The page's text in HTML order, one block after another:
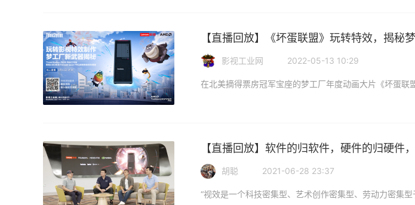
【直播回放】《坏蛋联盟》玩转特效，揭秘
影视工业网 2022-05-13 10:29
【直播回放】软件的归软件，硬件的归硬
胡聪 2021-06-28 23:37